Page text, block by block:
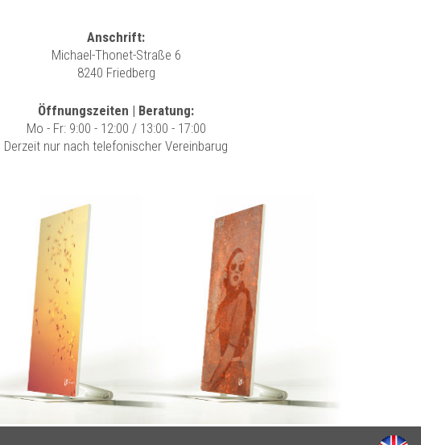
Anschrift:
Michael-Thonet-Straße 6
8240 Friedberg
Öffnungszeiten | Beratung:
Mo - Fr: 9:00 - 12:00 / 13:00 - 17:00
Derzeit nur nach telefonischer Vereinbarug